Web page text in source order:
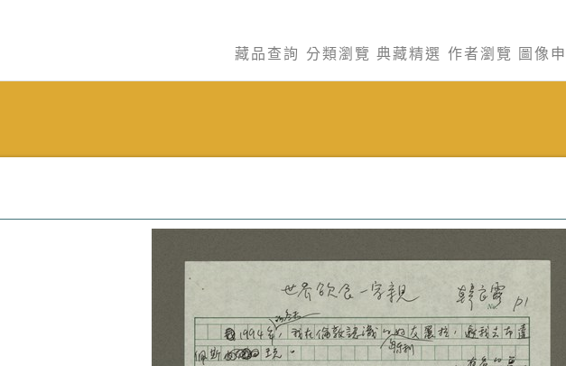
藏品查詢 分類瀏覽 典藏精選 作者瀏覽 圖像